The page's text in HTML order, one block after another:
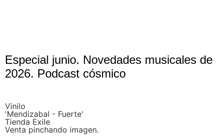
Especial junio. Novedades musicales de
2026. Podcast cósmico
Vinilo
'Mendizabal - Fuerte'
Tienda Exile
Venta pinchando imagen.